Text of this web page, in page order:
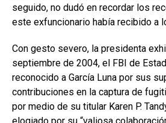
seguido, no dudó en recordar los
este exfuncionario había recibido a
Con gesto severo, la presidenta
septiembre de 2004, el FBI de
reconocido a García Luna por sus
contribuciones en la captura de
por medio de su titular Karen P.